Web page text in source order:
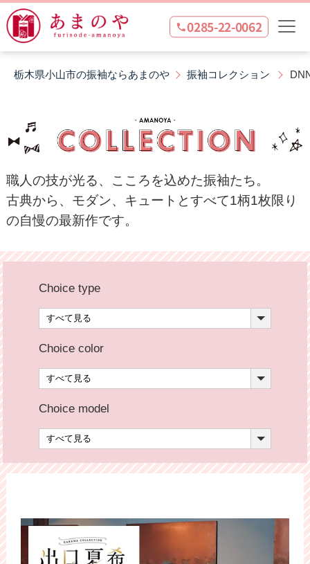
0285-22-0062
栃木県小山市の振袖ならあまのや 振袖コレクション
職人の技が光る、こころを込めた振袖たち。
古典から、モダン、キュートとすべて1柄1枚限り
の自慢の最新作です。
Choice type
Choice color
Choice model